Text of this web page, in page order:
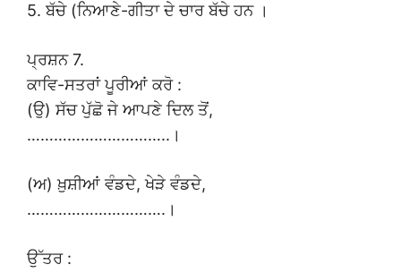
5. ਬੱਚੇ (ਨਿਆਣੇ-ਗੀਤਾ ਦੇ ਚਾਰ ਬੱਚੇ ਹਨ ।
ਪ੍ਰਸ਼ਨ 7.
ਕਾਵਿ-ਸਤਰਾਂ ਪੂਰੀਆਂ ਕਰੋ :
(ਉ) ਸੱਚ ਪੁੱਛੋ ਜੇ ਆਪਣੇ ਦਿਲ ਤੋਂ,
…………………………..।
(ਅ) ਖ਼ੁਸ਼ੀਆਂ ਵੰਡਦੇ, ਖੇੜੇ ਵੰਡਦੇ,
………………………….।
ਉੱਤਰ :